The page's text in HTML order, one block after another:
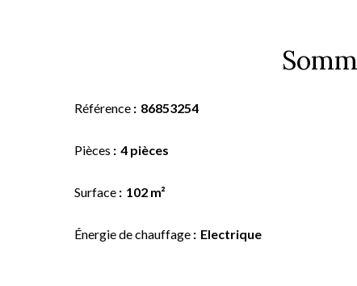
Référence 86853254
Pièces 4 pièces
Surface 102 m²
Énergie de chauffage Electrique